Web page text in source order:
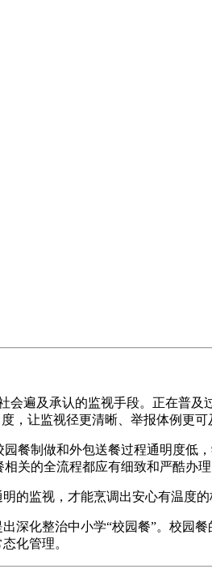
及承认的监视手段。正在普及
，让监视径更清晰、举报体例更可
制做和外包送餐过程通明度低
的全流程都应有细致和严酷办
监视，才能烹调出安心有温度的
化整治中小学“校园餐”。校园
化管理。